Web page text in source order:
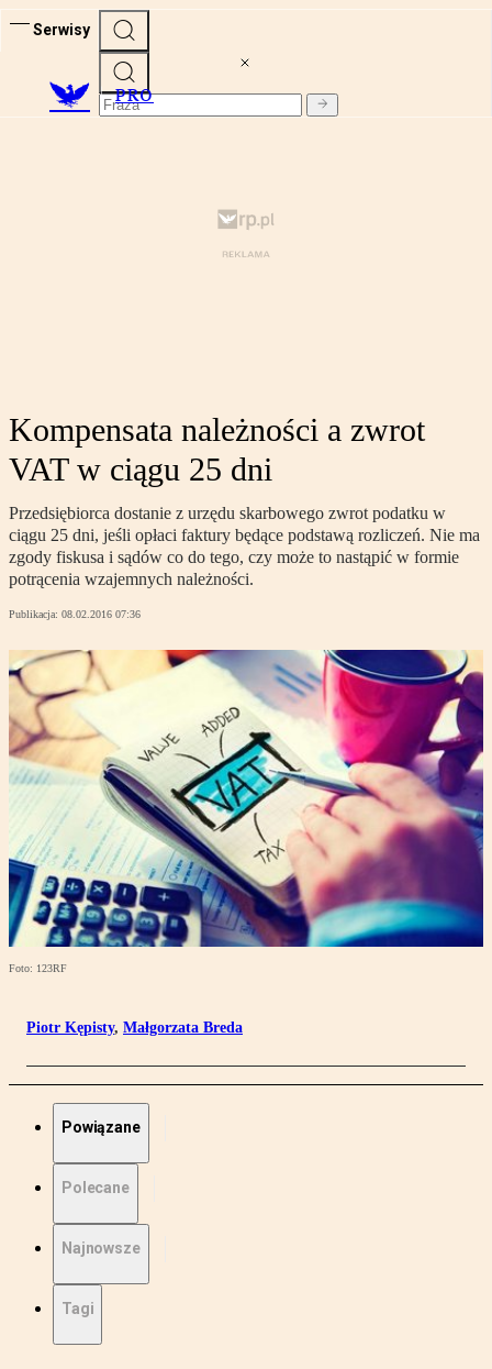
Serwisy
PRO
Kompensata należności a zwrot
VAT w ciągu 25 dni
Przedsiębiorca dostanie z urzędu skarbowego zwrot podatku w
ciągu 25 dni, jeśli opłaci faktury będące podstawą rozliczeń. Nie ma
zgody fiskusa i sądów co do tego, czy może to nastąpić w formie
potrącenia wzajemnych należności.
Publikacja: 08.02.2016 07:36
Foto: 123RF
Piotr Kępisty, Małgorzata Breda
Powiązane
Polecane
Najnowsze
Tagi